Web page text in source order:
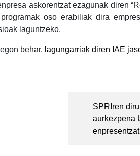
askorentzat ezagunak diren
oso erabiliak dira
laguntzeko.
behar, lagungarriak diren IAE
SPRIren
aurkezpena
enpresentzat